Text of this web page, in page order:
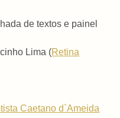
de textos e painel
Lima (Retina
Caetano d`Ameida